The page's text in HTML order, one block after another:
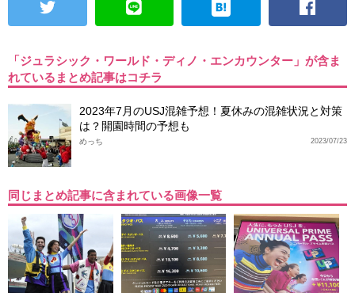
「ジュラシック・ワールド・ディノ・エンカウンター」が含ま
れているまとめ記事はコチラ
2023年7月のUSJ混雑予想！夏休みの混雑状況と対策
は？開園時間の予想も
2023/07/23
めっち
同じまとめ記事に含まれている画像一覧